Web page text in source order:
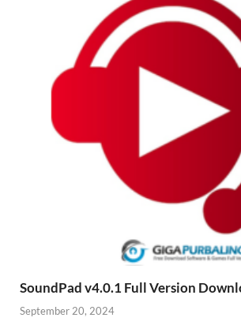
SoundPad v4.0.1 Full Version
September 20, 2024